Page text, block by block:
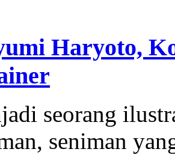
Haryoto,
seorang
seniman